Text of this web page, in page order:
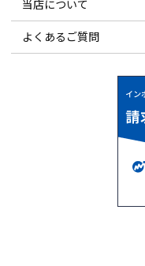
当店について
よくあるご質問